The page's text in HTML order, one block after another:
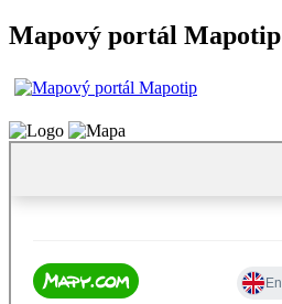
Mapový portál Mapotip